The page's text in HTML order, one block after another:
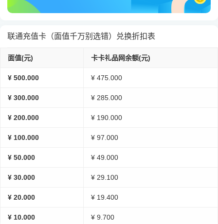
联通充值卡（面值千万别选错）兑换折扣表
面值(元) 卡卡礼品网余额(元)
¥ 500.000 ¥ 475.000
¥ 300.000 ¥ 285.000
¥ 200.000 ¥ 190.000
¥ 100.000 ¥ 97.000
¥ 50.000 ¥ 49.000
¥ 30.000 ¥ 29.100
¥ 20.000 ¥ 19.400
¥ 10.000 ¥ 9.700